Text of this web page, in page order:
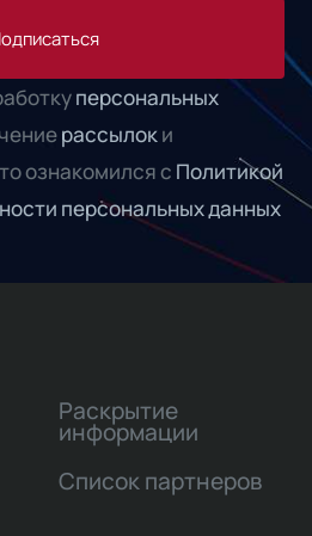
персональных
рассылоки
ознакомился с Политикой
персональных данных
Раскрытие
информации
Список партнеров